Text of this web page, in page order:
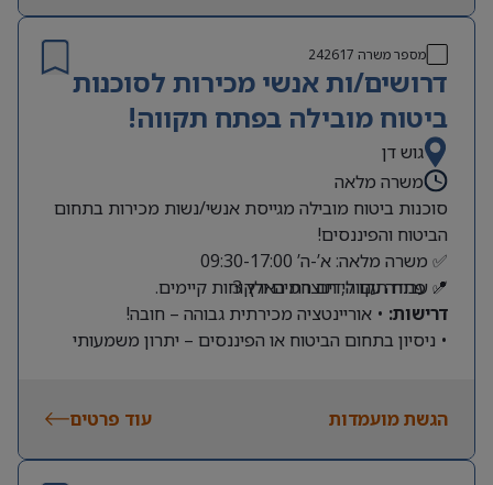
מספר משרה 242617
דרושים/ות אנשי מכירות לסוכנות
ביטוח מובילה בפתח תקווה!
גוש דן
משרה מלאה
סוכנות ביטוח מובילה מגייסת אנשי/נשות מכירות בתחום
הביטוח והפיננסים!
✅ משרה מלאה: א’-ה’ 09:30-17:00
📍 פתח תקווה, תוצרת הארץ 3
✅ עבודה עם לידים חמים ולקוחות קיימים.
דרישות: • אוריינטציה מכירתית גבוהה – חובה!
• ניסיון בתחום הביטוח או הפיננסים – יתרון משמעותי
הגשת מועמדות עוד פרטים